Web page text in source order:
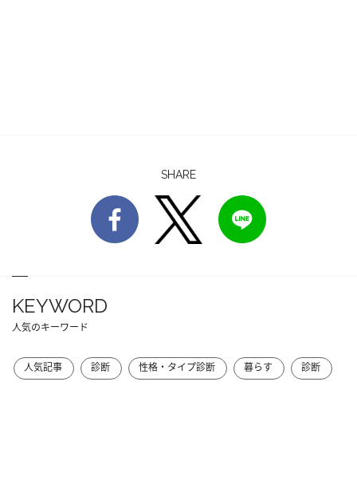
SHARE
KEYWORD
人気のキーワード
人気記事 診断 性格・タイプ診断 暮らす 診断